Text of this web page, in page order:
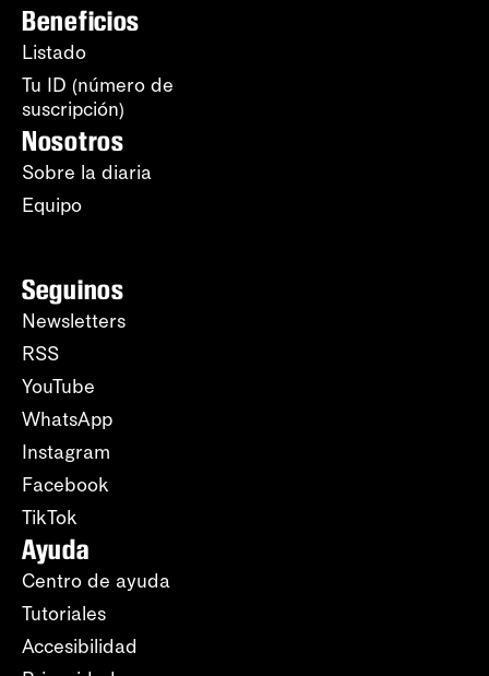
Beneficios
Listado
Tu ID (número de
suscripción)
Nosotros
Sobre la diaria
Equipo
Seguinos
Newsletters
RSS
YouTube
WhatsApp
Instagram
Facebook
TikTok
Ayuda
Centro de ayuda
Tutoriales
Accesibilidad